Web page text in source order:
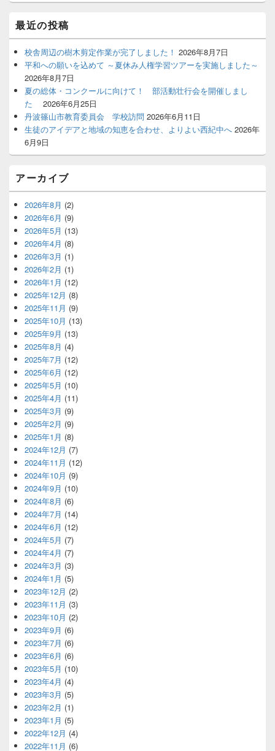
ィ
ェ
ッ
リ
最近の投稿
校舎周辺の樹木剪定作業が完了しました！ 2026年8月7日
平和への願いを込めて ～夏休み人権学習ツアーを実施しました～
2026年8月7日
夏の総体・コンクールに向けて！ 部活動壮行会を開催しまし
た
2026年6月25日
丹波篠山市教育委員会 学校訪問 2026年6月11日
生徒のアイデアと地域の知恵を合わせ、よりよい西紀中へ 2026年
6月9日
アーカイブ
2026年8月 (2)
2026年6月 (9)
2026年5月 (13)
2026年4月 (8)
2026年3月 (1)
2026年2月 (1)
2026年1月 (12)
2025年12月 (8)
2025年11月 (9)
2025年10月 (13)
2025年9月 (13)
2025年8月 (4)
2025年7月 (12)
2025年6月 (12)
2025年5月 (10)
2025年4月 (11)
2025年3月 (9)
2025年2月 (9)
2025年1月 (8)
2024年12月 (7)
2024年11月 (12)
2024年10月 (9)
2024年9月 (10)
2024年8月 (6)
2024年7月 (14)
2024年6月 (12)
2024年5月 (7)
2024年4月 (7)
2024年3月 (3)
2024年1月 (5)
2023年12月 (2)
2023年11月 (3)
2023年10月 (2)
2023年9月 (6)
2023年7月 (6)
2023年6月 (6)
2023年5月 (10)
2023年4月 (4)
2023年3月 (5)
2023年2月 (1)
2023年1月 (5)
2022年12月 (4)
2022年11月 (6)